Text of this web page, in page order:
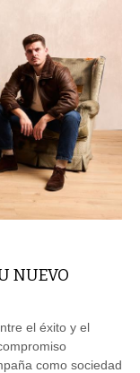
NUEVO
el éxito y el
como sociedad